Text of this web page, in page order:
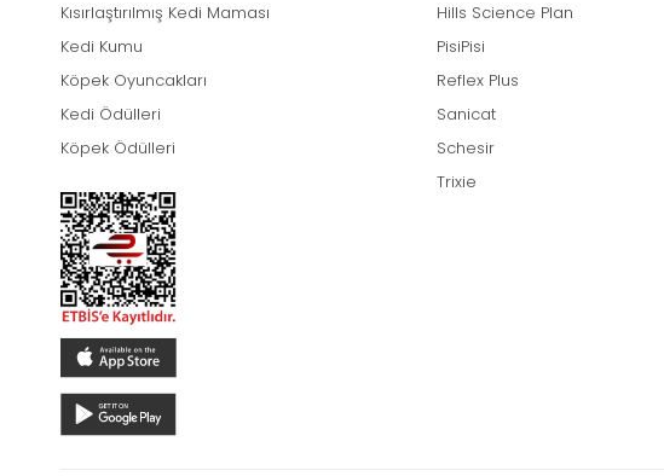
Kısırlaştırılmış Kedi Maması
Kedi Kumu
Köpek Oyuncakları
Kedi Ödülleri
Köpek Ödülleri
Hills Science Plan
PisiPisi
Reflex Plus
Sanicat
Schesir
Trixie